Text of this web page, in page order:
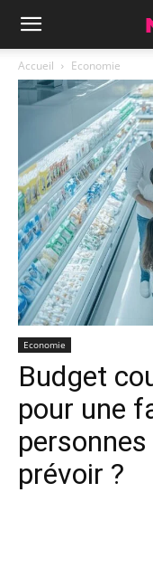
Accueil Economie
Economie
Budget
pour une
prévoir ?